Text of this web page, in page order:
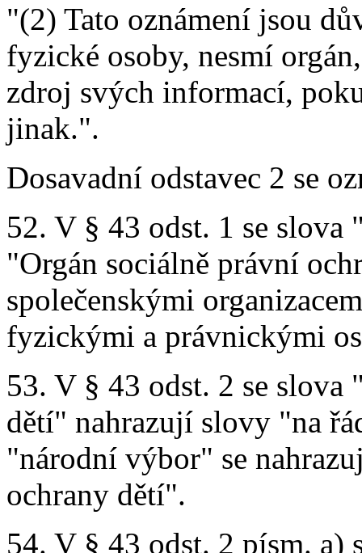
"(2) Tato oznámení jsou
fyzické osoby, nesmí
zdroj svých informací,
jinak.".
Dosavadní odstavec 2 se
52. V § 43 odst. 1 se
"Orgán sociálně právní
společenskými
fyzickými a právnickými
53. V § 43 odst. 2 se slova
dětí" nahrazují slovy "na
"národní výbor" se
ochrany dětí".
54. V § 43 odst. 2 písm. a)